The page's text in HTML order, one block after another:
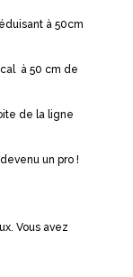
à 50cm
à 50 cm de
de la ligne
un pro !
Vous avez